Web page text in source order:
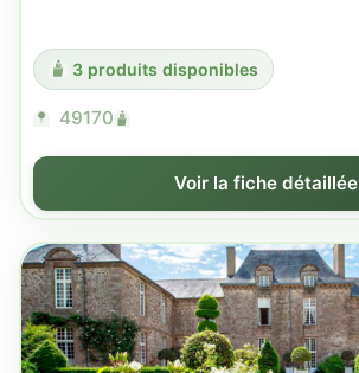
3 produits disponibles
49170
Voir la fiche détaillée